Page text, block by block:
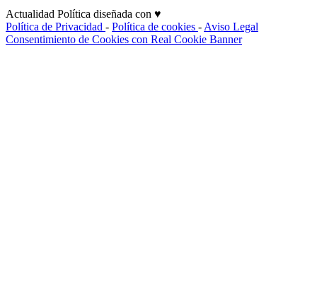
Actualidad Política diseñada con ♥
Política de Privacidad - Política de cookies - Aviso Legal
Consentimiento de Cookies con Real Cookie Banner